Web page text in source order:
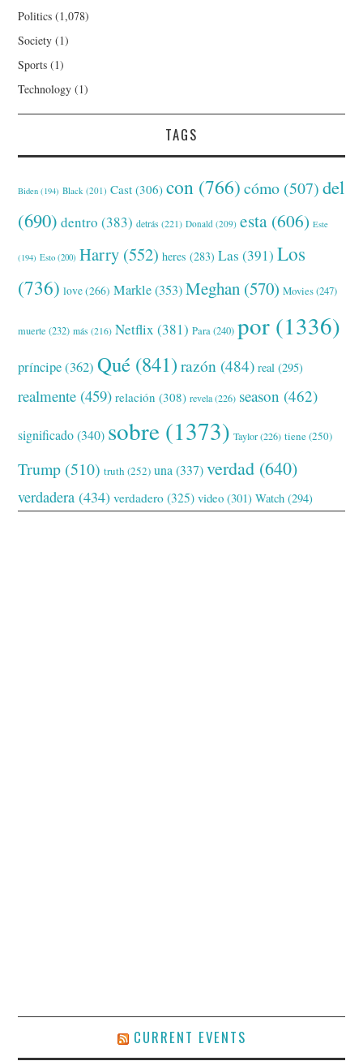
Politics (1,078)
Society (1)
Sports (1)
Technology (1)
TAGS
Biden (194) Black (201) Cast (306) con (766) cómo (507) del
(690) dentro (383) detrás (221) Donald (209) esta (606) Este
(194) Esto (200) Harry (552) heres (283) Las (391) Los
(736) love(266) Markle(353) Meghan (570) Movies(247)
muerte (232) más (216) Netflix (381) Para(240) por (1336)
príncipe(362) Qué (841) razón (484) real (295)
realmente (459) relación (308) revela(226) season (462)
significado(340) sobre (1373) Taylor(226) tiene(250)
Trump (510) truth (252) una (337) verdad (640)
verdadera (434) verdadero (325) video (301) Watch (294)
CURRENT EVENTS